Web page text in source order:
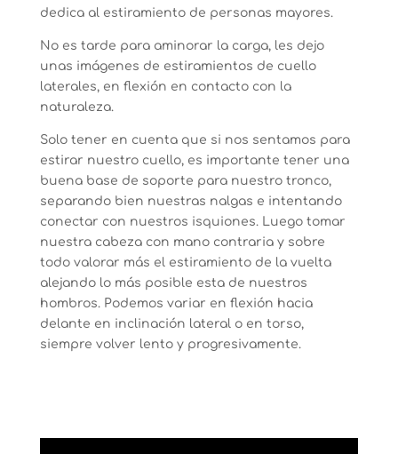
dedica al estiramiento de personas mayores.
No es tarde para aminorar la carga, les dejo
unas imágenes de estiramientos de cuello
laterales, en flexión en contacto con la
naturaleza.
Solo tener en cuenta que si nos sentamos para
estirar nuestro cuello, es importante tener una
buena base de soporte para nuestro tronco,
separando bien nuestras nalgas e intentando
conectar con nuestros isquiones. Luego tomar
nuestra cabeza con mano contraria y sobre
todo valorar más el estiramiento de la vuelta
alejando lo más posible esta de nuestros
hombros. Podemos variar en flexión hacia
delante en inclinación lateral o en torso,
siempre volver lento y progresivamente.